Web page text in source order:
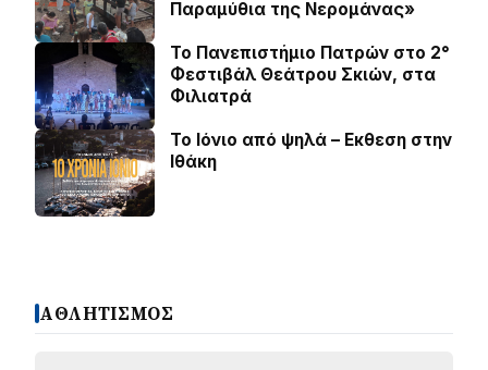
Παραμύθια της Νερομάνας»
Το Πανεπιστήμιο Πατρών στο 2°
Φεστιβάλ Θεάτρου Σκιών, στα
Φιλιατρά
Το Ιόνιο από ψηλά – Eκθεση στην
Ιθάκη
ΑΘΛΗΤΙΣΜΟΣ